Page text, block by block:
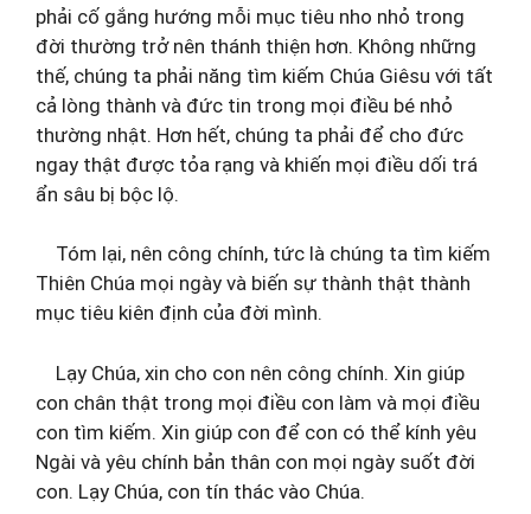
phải cố gắng hướng mỗi mục tiêu nho nhỏ trong
đời thường trở nên thánh thiện hơn. Không những
thế, chúng ta phải năng tìm kiếm Chúa Giêsu với tất
cả lòng thành và đức tin trong mọi điều bé nhỏ
thường nhật. Hơn hết, chúng ta phải để cho đức
ngay thật được tỏa rạng và khiến mọi điều dối trá
ẩn sâu bị bộc lộ.
Tóm lại, nên công chính, tức là chúng ta tìm kiếm
Thiên Chúa mọi ngày và biến sự thành thật thành
mục tiêu kiên định của đời mình.
Lạy Chúa, xin cho con nên công chính. Xin giúp
con chân thật trong mọi điều con làm và mọi điều
con tìm kiếm. Xin giúp con để con có thể kính yêu
Ngài và yêu chính bản thân con mọi ngày suốt đời
con. Lạy Chúa, con tín thác vào Chúa.